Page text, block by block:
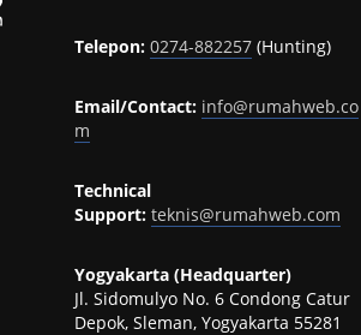
Telepon: 0274-882257(Hunting)
Email/Contact: info@rumahweb.co
m
Technical
Support: teknis@rumahweb.com
Yogyakarta (Headquarter)
Jl. Sidomulyo No. 6 Condong Catur
Depok, Sleman, Yogyakarta 55281